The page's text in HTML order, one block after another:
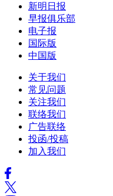
新明日报
早报俱乐部
电子报
国际版
中国版
关于我们
常见问题
关注我们
联络我们
广告联络
投函/投稿
加入我们